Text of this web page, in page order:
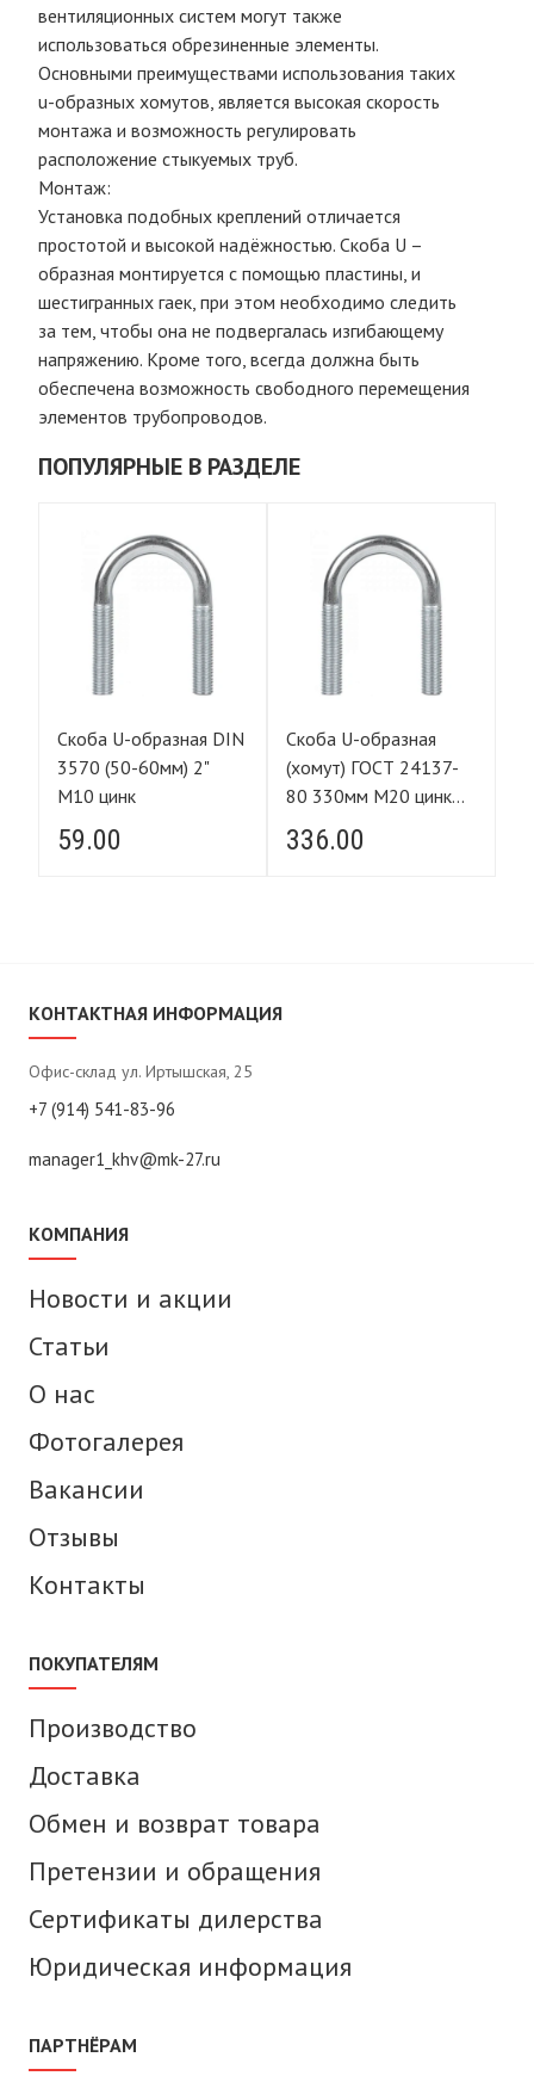
вентиляционных систем могут также
использоваться обрезиненные элементы.
Основными преимуществами использования таких
u-образных хомутов, является высокая скорость
монтажа и возможность регулировать
расположение стыкуемых труб.
Монтаж:
Установка подобных креплений отличается
простотой и высокой надёжностью. Скоба U –
образная монтируется с помощью пластины, и
шестигранных гаек, при этом необходимо следить
за тем, чтобы она не подвергалась изгибающему
напряжению. Кроме того, всегда должна быть
обеспечена возможность свободного перемещения
элементов трубопроводов.
ПОПУЛЯРНЫЕ В РАЗДЕЛЕ
Скоба U-образная DIN
3570 (50-60мм) 2"
М10 цинк
59.00
Скоба U-образная
(хомут) ГОСТ 24137-
80 330мм М20 цинк
(350*405*75)
336.00
КОНТАКТНАЯ ИНФОРМАЦИЯ
Офис-склад ул. Иртышская, 25
+7 (914) 541-83-96
manager1_khv@mk-27.ru
КОМПАНИЯ
Новости и акции
Статьи
О нас
Фотогалерея
Вакансии
Отзывы
Контакты
ПОКУПАТЕЛЯМ
Производство
Доставка
Обмен и возврат товара
Претензии и обращения
Сертификаты дилерства
Юридическая информация
ПАРТНЁРАМ